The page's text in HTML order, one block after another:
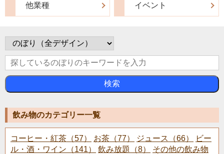
他業種 イベント
検索
飲み物のカテゴリー一覧
コーヒー・紅茶（57） お茶（77） ジュース（66）
ビー
ル・酒・ワイン（141）
飲み放題（8）
その他の飲み物